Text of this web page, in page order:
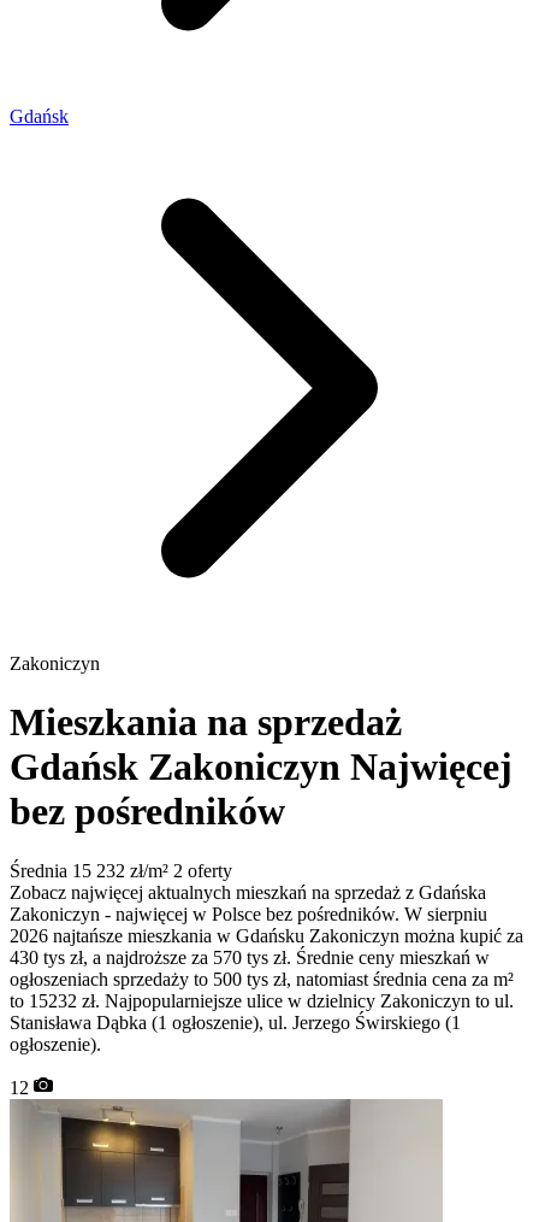
Gdańsk
Zakoniczyn
Mieszkania na sprzedaż
Gdańsk Zakoniczyn Najwięcej
bez pośredników
Średnia 15 232 zł/m² 2 oferty
Zobacz najwięcej aktualnych mieszkań na sprzedaż z Gdańska
Zakoniczyn - najwięcej w Polsce bez pośredników. W sierpniu
2026 najtańsze mieszkania w Gdańsku Zakoniczyn można kupić za
430 tys zł, a najdroższe za 570 tys zł. Średnie ceny mieszkań w
ogłoszeniach sprzedaży to 500 tys zł, natomiast średnia cena za m²
to 15232 zł. Najpopularniejsze ulice w dzielnicy Zakoniczyn to ul.
Stanisława Dąbka (1 ogłoszenie), ul. Jerzego Świrskiego (1
ogłoszenie).
12